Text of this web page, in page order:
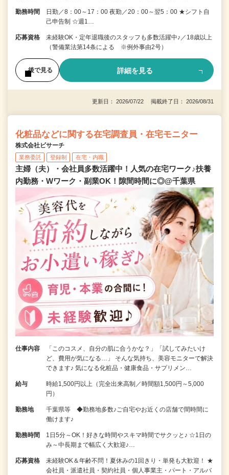
勤務時間
日勤／8：00～17：00 夜勤／20：00～翌5：00 ★シフト自
己申告制 ☆週1…
応募資格
未経験OK・定年退職後のスタッフも多数活躍中♪／18歳以上
（警備業法第14条による ※例外事由2号）
後で見る 詳細を見る
更新日： 2026/07/22 掲載終了日： 2026/08/31
化粧品などに関する在宅調査員・在宅モニター
株式会社ビサーチ
業務委託 登録制 在宅・内職
主婦（夫）・会社員多数活躍中！人気の在宅ワーク♪扶養
内勤務・Wワーク・副業OK！隙間時間に◎@千葉県
仕事内容
「このコスメ、自分の肌に合うかな？」「試してみたいけ
ど、費用が気になる…」 そんな気持ち、美容モニターで解決
できます♪ 気になる化粧品・健康食品・サプリメン…
給与
時給1,500円以上（完全出来高制／時間額1,500円～5,000
円）
勤務地
千葉県等 ◆勤務地多数♪ご自宅やお近くの店舗で間時間に
働けます♪
勤務時間
1日5分～OK！好きな時間やスキマ時間でサクッと♪ ☆1日の
み～中長期まで幅広く大歓迎♪…
応募資格
未経験OK＆年齢不問！夏休みの1回きり・単発も大歓迎！ ★
会社員・派遣社員・契約社員・個人事業主・パート・アルバ